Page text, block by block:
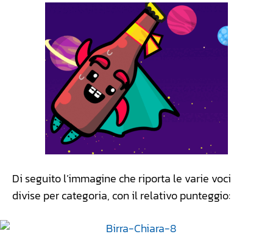
Di seguito l’immagine che riporta le varie voci
divise per categoria, con il relativo punteggio: